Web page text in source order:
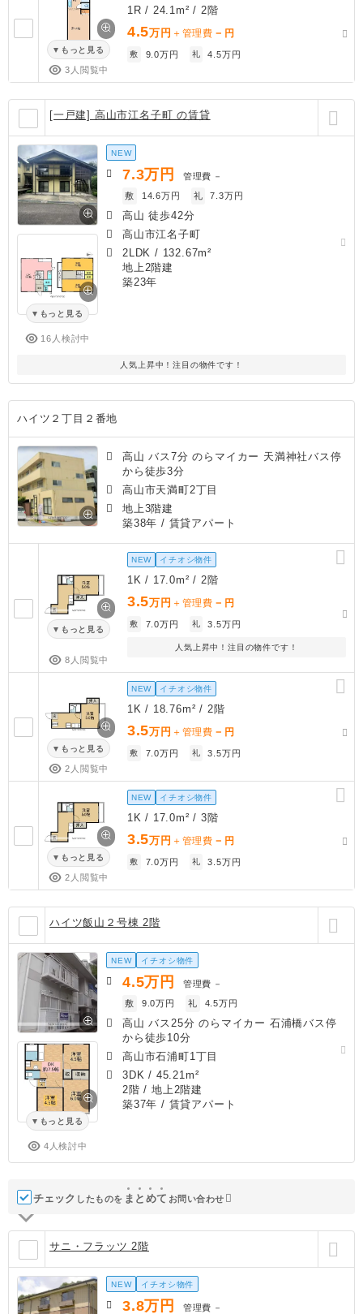
もっと見る
3人閲覧中
1R / 24.1m² / 2階
4.5万円 ＋管理費 － 円
敷 9.0万円 礼 4.5万円
[一戸建] 高山市江名子町 の賃貸
もっと見る
16人検討中
NEW
7.3万円 管理費 －
敷
14.6万円 礼 7.3万円
高山 徒歩42分
高山市江名子町
2LDK / 132.67m²
地上2階建
築23年
人気上昇中！注目の物件です！
ハイツ２丁目２番地
高山 バス7分 のらマイカー 天満神社バス停
から徒歩3分
高山市天満町2丁目
地上3階建
築38年 / 賃貸アパート
もっと見る
8人閲覧中
NEW イチオシ物件
1K / 17.0m² / 2階
3.5万円 ＋管理費 － 円
敷 7.0万円 礼 3.5万円
人気上昇中！注目の物件です！
もっと見る
2人閲覧中
NEW イチオシ物件
1K / 18.76m² / 2階
3.5万円 ＋管理費 － 円
敷 7.0万円 礼 3.5万円
もっと見る
2人閲覧中
NEW イチオシ物件
1K / 17.0m² / 3階
3.5万円 ＋管理費 － 円
敷 7.0万円 礼 3.5万円
ハイツ飯山２号棟 2階
もっと見る
4人検討中
NEW イチオシ物件
4.5万円 管理費 －
敷
9.0万円 礼 4.5万円
高山 バス25分 のらマイカー 石浦橋バス停
から徒歩10分
高山市石浦町1丁目
3DK / 45.21m²
2階 / 地上2階建
築37年 / 賃貸アパート
チェック したものを ま と めて お問い合わせ
サニ・フラッツ 2階
NEW イチオシ物件
3.8万円 管理費 －